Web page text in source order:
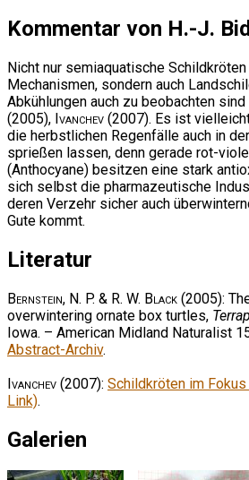
Kommentar von H.-J.
Nicht nur semiaquatische
Mechanismen, sondern auch
Abkühlungen auch zu beobachten
(2005), Ivanchev (2007). Es ist
die herbstlichen Regenfälle auch in
sprießen lassen, denn gerade rot-
(Anthocyane) besitzen eine stark
sich selbst die pharmazeutische
deren Verzehr sicher auch
Gute kommt.
Literatur
Bernstein, N. P. & R. W. Black (2005):
overwintering ornate box turtles,
Iowa. – American Midland Naturalist
Abstract-Archiv.
Ivanchev (2007): Schildkröten im
Link).
Galerien